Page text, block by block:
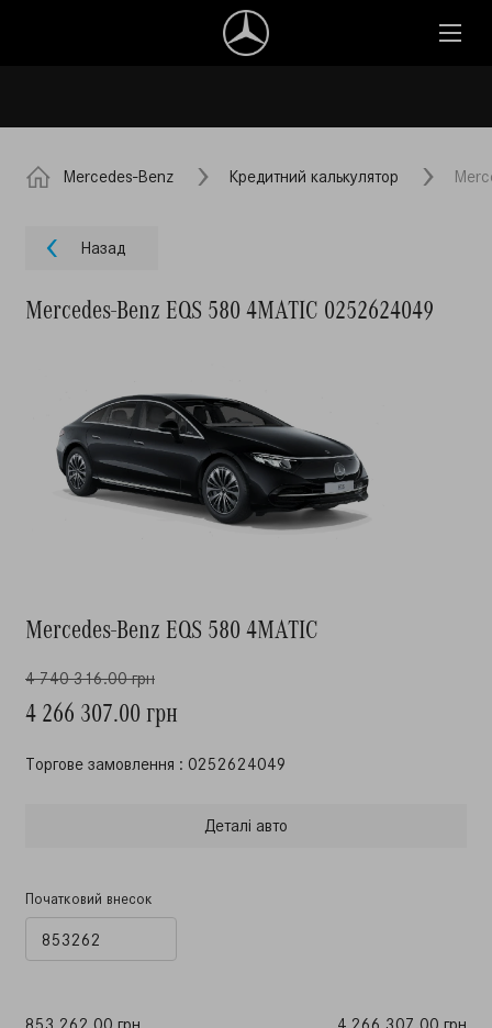
Mercedes-Benz Кредитний калькулятор
Назад
Mercedes-Benz EQS 580 4MATIC 0252624049
Mercedes-Benz EQS 580 4MATIC
4 740 316.00 грн
4 266 307.00 грн
Торгове замовлення : 0252624049
Деталi авто
Початковий внесок